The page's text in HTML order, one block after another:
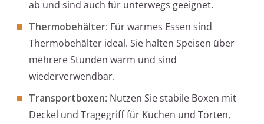
ab und sind auch für unterwegs geeignet.
Thermobehälter: Für warmes Essen sind
Thermobehälter ideal. Sie halten Speisen über
mehrere Stunden warm und sind
wiederverwendbar.
Transportboxen: Nutzen Sie stabile Boxen mit
Deckel und Tragegriff für Kuchen und Torten,